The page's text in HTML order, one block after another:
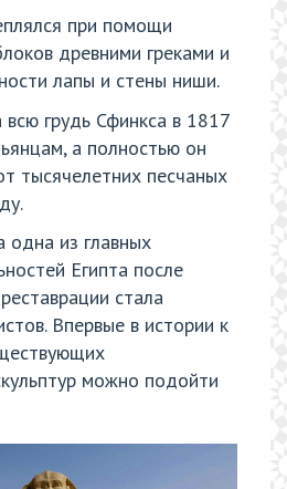
при помощи
древними греками и
лапы и стены ниши.
всю грудь Сфинкса в 1817
а полностью он
тысячелетних песчаных
одна из главных
Египта после
стала
Впервые в истории к
можно подойти